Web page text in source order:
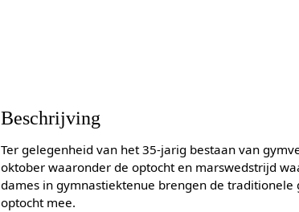
Beschrijving
Ter gelegenheid van het 35-jarig bestaan van
oktober waaronder de optocht en marswedstrijd
dames in gymnastiektenue brengen de
optocht mee.